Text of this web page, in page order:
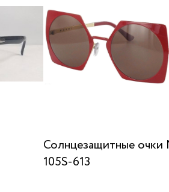
Солнцезащитные
105S-613